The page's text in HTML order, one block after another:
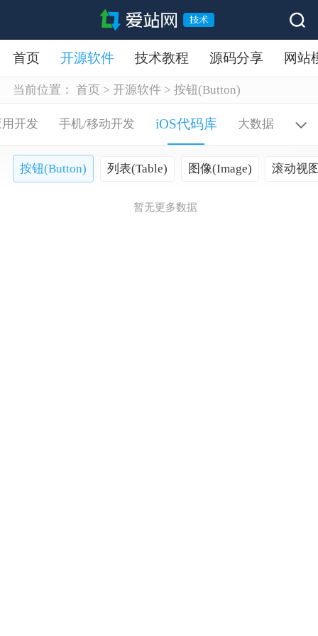
首页 开源软件 技术教程 源码分享 网站
当前位置： 首页 > 开源软件 > 按钮(Button)
用开发 手机/移动开发 iOS代码库 大数据
按钮(Button) 列表(Table) 图像(Image) 滚动视
暂无更多数据